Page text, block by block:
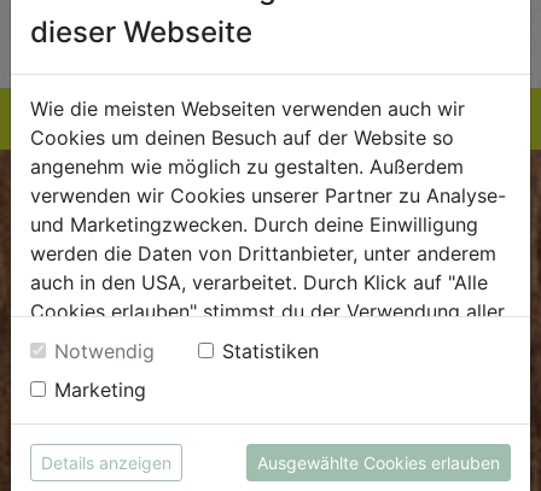
EINKAUFSLISTE
BIOKISTE
Kundenservice
Mo - Do: 8.00 - 16.00 Uhr
Fr: 8.00 - 15.00 Uhr
.dieBiokiste@biohof.at
dieser Webseite
Wie die meisten Webseiten verwenden auch wir
Cookies um deinen Besuch auf der Website so
angenehm wie möglich zu gestalten. Außerdem
verwenden wir Cookies unserer Partner zu Analyse-
und Marketingzwecken. Durch deine Einwilligung
werden die Daten von Drittanbieter, unter anderem
auch in den USA, verarbeitet. Durch Klick auf "Alle
Cookies erlauben" stimmst du der Verwendung aller
Cookies zu. Unter "Details anzeigen" findest du alle
Infos zu den unterschiedlichen Cookies, du kannst
auch entscheiden, welche Cookies du erlauben
möchtest.
Weitere Informationen findest du in unserer
Datenschutzerklärung
bzw. imImpressum
Notwendig
Statistiken
Marketing
Details anzeigen Ausgewählte Cookies erlauben